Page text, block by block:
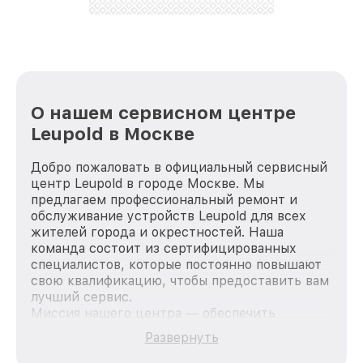
О нашем сервисном центре
Leupold в Москве
Добро пожаловать в официальный сервисный
центр Leupold в городе Москве. Мы
предлагаем профессиональный ремонт и
обслуживание устройств Leupold для всех
жителей города и окрестностей. Наша
команда состоит из сертифицированных
специалистов, которые постоянно повышают
свою квалификацию, чтобы предоставить вам
лучший сервис.
Миссия нашего центра — обеспечить
качественный и доступный ремонт для
каждого пользователя продукции Leupold, вне
Развернуть